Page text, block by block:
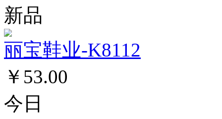
新品
丽宝鞋业-K8112
￥53.00
今日